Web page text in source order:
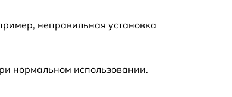
500 р
неправильная установка
нормальном использовании.